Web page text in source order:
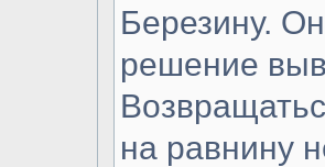
Березину.
решение
на равнину